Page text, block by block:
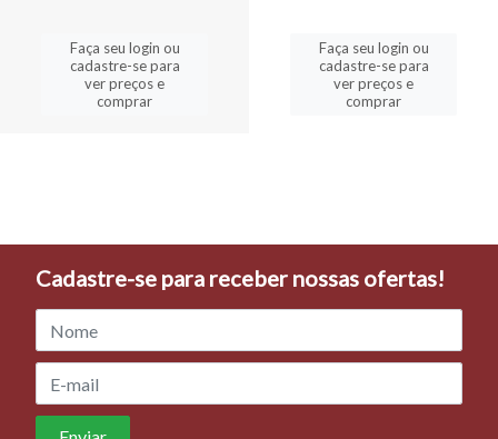
Faça seu login ou
cadastre-se para
ver preços e
comprar
Faça seu login ou
cadastre-se para
ver preços e
comprar
Cadastre-se para receber nossas ofertas!